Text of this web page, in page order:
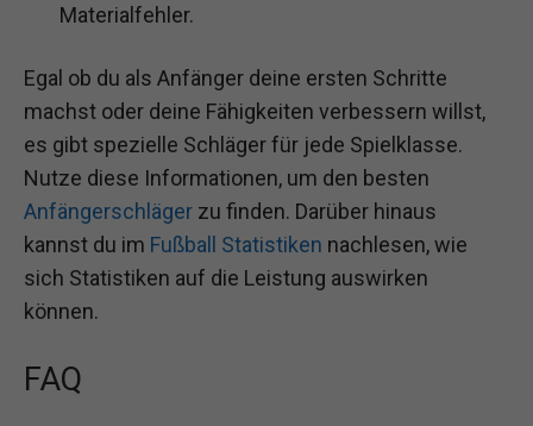
Materialfehler.
Egal ob du als Anfänger deine ersten Schritte
machst oder deine Fähigkeiten verbessern willst,
es gibt spezielle Schläger für jede Spielklasse.
Nutze diese Informationen, um den besten
Anfängerschläger zu finden. Darüber hinaus
kannst du im Fußball Statistiken nachlesen, wie
sich Statistiken auf die Leistung auswirken
können.
FAQ